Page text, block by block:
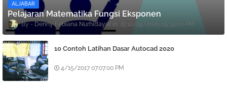
ALJABAR
Pelajaran Matematika Fungsi Eksponen
Denny Febiana Nurhidayat 12/24/2025 04:34:00 PM
10 Contoh Latihan Dasar Autocad 2020
4/15/2017 07:07:00 PM